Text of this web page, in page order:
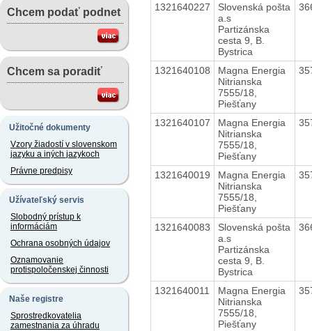
Chcem podať podnet
Chcem sa poradiť
Užitočné dokumenty
Vzory žiadostí v slovenskom
jazyku a iných jazykoch
Právne predpisy
Užívateľský servis
Slobodný prístup k
informáciám
Ochrana osobných údajov
Oznamovanie
protispoločenskej činnosti
Naše registre
Sprostredkovatelia
zamestnania za úhradu
1321640227
Slovenská pošta
a.s
Partizánska
cesta 9, B.
Bystrica
1321640108
Magna Energia
Nitrianska
7555/18,
Piešťany
1321640107
Magna Energia
Nitrianska
7555/18,
Piešťany
1321640019
Magna Energia
Nitrianska
7555/18,
Piešťany
1321640083
Slovenská pošta
a.s
Partizánska
cesta 9, B.
Bystrica
1321640011
Magna Energia
Nitrianska
7555/18,
Piešťany